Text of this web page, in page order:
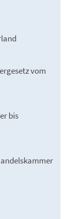
vom
bis